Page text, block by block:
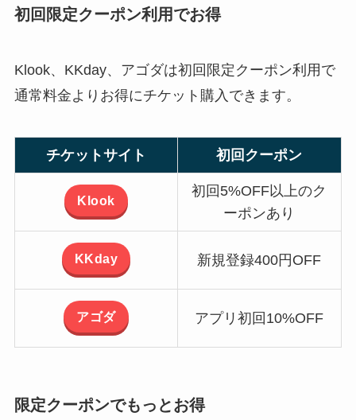
初回限定クーポン利用でお得
Klook、KKday、アゴダは初回限定クーポン利用で
通常料金よりお得にチケット購入できます。
チケットサイト 初回クーポン
Klook
初回5%OFF以上のク
ーポンあり
KKday 新規登録400円OFF
アゴダ アプリ初回10%OFF
限定クーポンでもっとお得